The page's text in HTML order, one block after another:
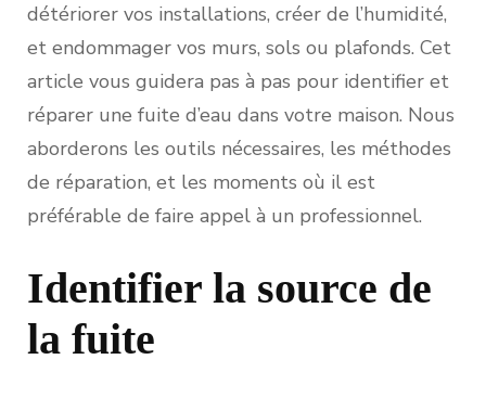
détériorer vos installations, créer de l’humidité,
et endommager vos murs, sols ou plafonds. Cet
article vous guidera pas à pas pour identifier et
réparer une fuite d’eau dans votre maison. Nous
aborderons les outils nécessaires, les méthodes
de réparation, et les moments où il est
préférable de faire appel à un professionnel.
Identifier la source de
la fuite